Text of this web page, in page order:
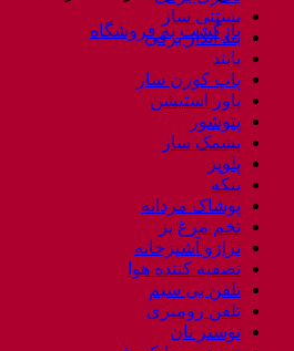
بازگشت به فروشگاه
بستنی ساز
بند انداز برقی
پابند
پاپ کورن ساز
پاور استیشن
پتوشور
پشمک ساز
پلوپز
پنکه
پوشاک مردانه
تخم مرغ پز
ترازو آشپزخانه
تصفیه کننده هوا
تلفن بی سیم
تلفن رومیزی
توستر نان